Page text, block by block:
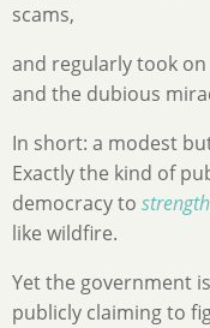
scams,
and regularly took on
and the dubious
In short: a modest
Exactly the kind of
democracy to
like wildfire.
Yet the government
publicly claiming to